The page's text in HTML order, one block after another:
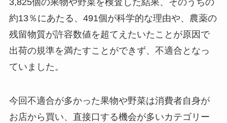
約13％にあたる、491個が科学的な理由や、農薬の
残留物質が許容数値を超てえたいたことが原因で
出荷の規準を満たすことができず、不適合となっ
ていました。
今回不適合が多かった果物や野菜は消費者自身が
お店から買い、直接口する機会が多いカテゴリー